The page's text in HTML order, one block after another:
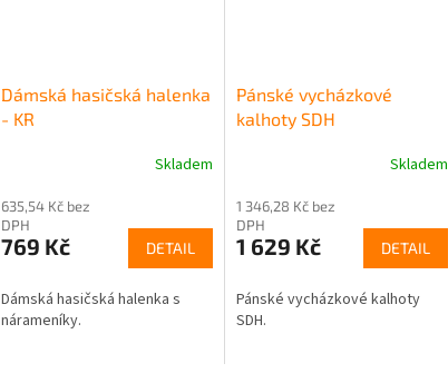
Dámská hasičská halenka
- KR
produktu
je
4,3
5
hvězdiček.
Skladem
635,54 Kč bez
DPH
769 Kč DETAIL
Dámská hasičská halenka s
nárameníky.
Pánské vycházkové
kalhoty SDH
produktu
je
5,0
5
hvězdiček.
Skladem
1 346,28 Kč bez
DPH
1 629 Kč DETAIL
Pánské vycházkové kalhoty
SDH.